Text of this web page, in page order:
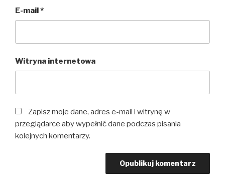
E-mail*
Witryna internetowa
Zapisz moje dane, adres e-mail i witrynę w
przeglądarce aby wypełnić dane podczas pisania
kolejnych komentarzy.